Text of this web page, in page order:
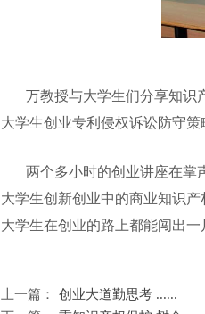
万教授与大学生们分享知识产
大学生创业专利侵权诉讼防守
两个多小时的创业讲座在掌声
大学生创新创业中的商业知识
大学生在创业的路上都能闯出
上一篇：
创业大道勤思考 ......